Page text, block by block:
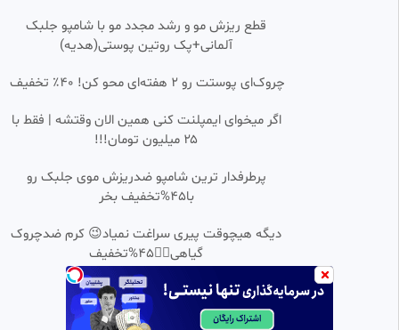
گل زیبای رونالدو/گل خفن رونالدو/
گل منتخب کریستیانو رونالدو
متین
0:00:36
استیج جام جهانی توکیو حضور
اولین ایرانی ها در مسابقات جام
2.04k بازدید • 1 سال پیش
توسط قلی زاده
شیرزاد TV
12 بازدید • 6 ماه پیش
0:01:01 گل زیبا رونالدو برای النصر
قطع ریزش مو و رشد مجدد مو با شامپو جلبک
آلمانی+پک روتین پوستی(هدیه)
چروک‌ای پوستت رو ۲ هفته‌ای محو کن! ۴۰٪ تخفیف
اگر میخوای ایمپلنت کنی همین الان وقتشه | فقط با
۲۵ میلیون تومان!!!
پرطرفدار ترین شامپو ضدریزش موی جلبک رو
با45%تخفیف بخر
دیگه هیچوقت پیری سراغت نمیاد😉 کرم ضدچروک
گیاهی👈🏻45%تخفیف